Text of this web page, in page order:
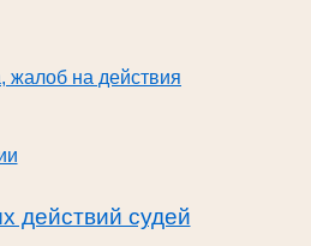
жалоб на действия
действий судей